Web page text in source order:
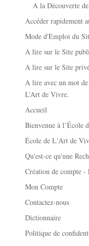
A la Découverte
Accéder rapidement
Mode d'Emploi du
A lire sur le Site
A lire sur le Site
A lire avec un mot
L’Art de Vivre.
Accueil
Bienvenue à l’École
École de L'Art de
Qu'est-ce qu'une
Création de compte
Mon Compte
Contactez-nous
Dictionnaire
Politique de